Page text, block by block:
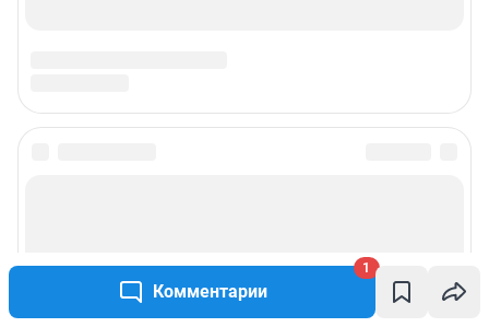
Комментарии
1